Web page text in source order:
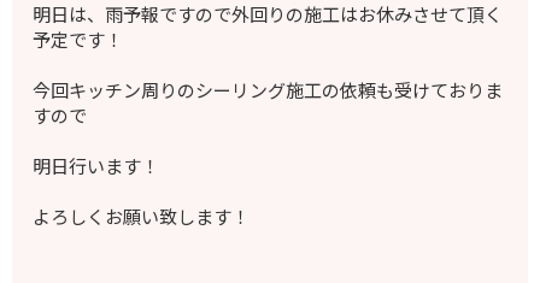
明日は、雨予報ですので外回りの施工はお休みさせて頂く
予定です！
今回キッチン周りのシーリング施工の依頼も受けておりま
すので
明日行います！
よろしくお願い致します！